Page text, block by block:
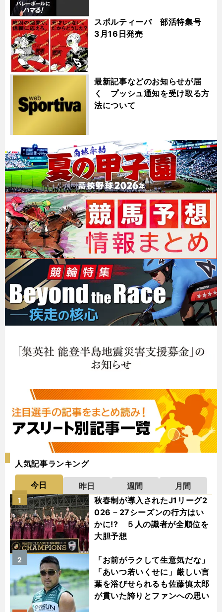
スポルティーバ 部活特集号
3月16日発売
最新記事などのお知らせが届
く プッシュ通知を受け取る方
法について
人気記事ランキング
今日 昨日 週間
月間
秋春制が導入されたJ1リーグ2
026－27シーズンの行方はい
かに!? ５人の識者が全順位を
大胆予想
1
「お前がラクして生意気だな」
「あいつ若いくせに」厳しい言
葉を浴びせられるも佐藤慎太郎
が貫いた誇りとファンへの思い
2